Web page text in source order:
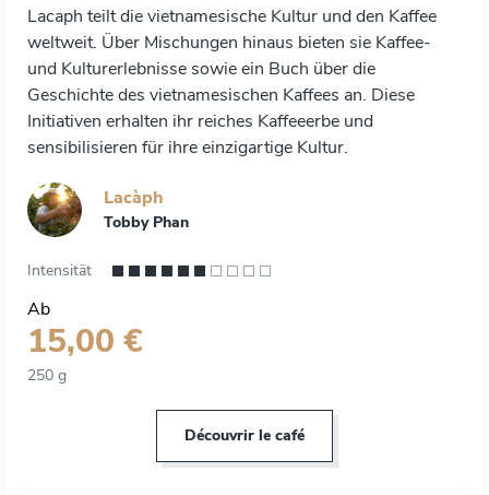
Lacaph teilt die vietnamesische Kultur und den Kaffee
weltweit. Über Mischungen hinaus bieten sie Kaffee-
und Kulturerlebnisse sowie ein Buch über die
Geschichte des vietnamesischen Kaffees an. Diese
Initiativen erhalten ihr reiches Kaffeeerbe und
sensibilisieren für ihre einzigartige Kultur.
Lacàph
Tobby Phan
Intensität
Ab
15,00 €
250 g
Découvrir le café